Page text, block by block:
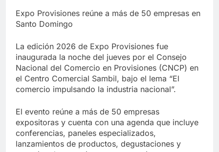
Expo Provisiones reúne a más de 50 empresas en
Santo Domingo
La edición 2026 de Expo Provisiones fue
inaugurada la noche del jueves por el Consejo
Nacional del Comercio en Provisiones (CNCP) en
el Centro Comercial Sambil, bajo el lema “El
comercio impulsando la industria nacional”.
El evento reúne a más de 50 empresas
expositoras y cuenta con una agenda que incluye
conferencias, paneles especializados,
lanzamientos de productos, degustaciones y